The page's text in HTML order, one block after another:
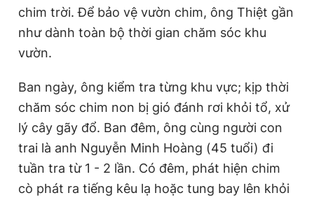
chim trời. Để bảo vệ vườn chim, ông Thiệt gần
như dành toàn bộ thời gian chăm sóc khu
vườn.
Ban ngày, ông kiểm tra từng khu vực; kịp thời
chăm sóc chim non bị gió đánh rơi khỏi tổ, xử
lý cây gãy đổ. Ban đêm, ông cùng người con
trai là anh Nguyễn Minh Hoàng (45 tuổi) đi
tuần tra từ 1 - 2 lần. Có đêm, phát hiện chim
cò phát ra tiếng kêu lạ hoặc tung bay lên khỏi